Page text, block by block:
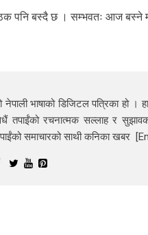
पनि बस्दै छ । सम्भवतः आज बस्ने
नेपाली भाषाको डिजिटल पत्रिका हो
तपाईंको रचनात्मक सल्लाह र
समाचारको साथी कनिका खबर